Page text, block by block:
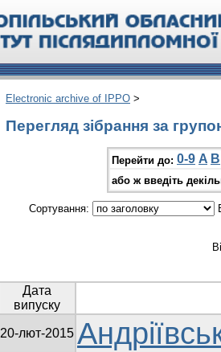
Electronic archive of IPPO >
Перегляд зібрання за
Перейти до: 0-9 A B
або ж введіть
Сортування:
Дата
випуску
20-лют-2015